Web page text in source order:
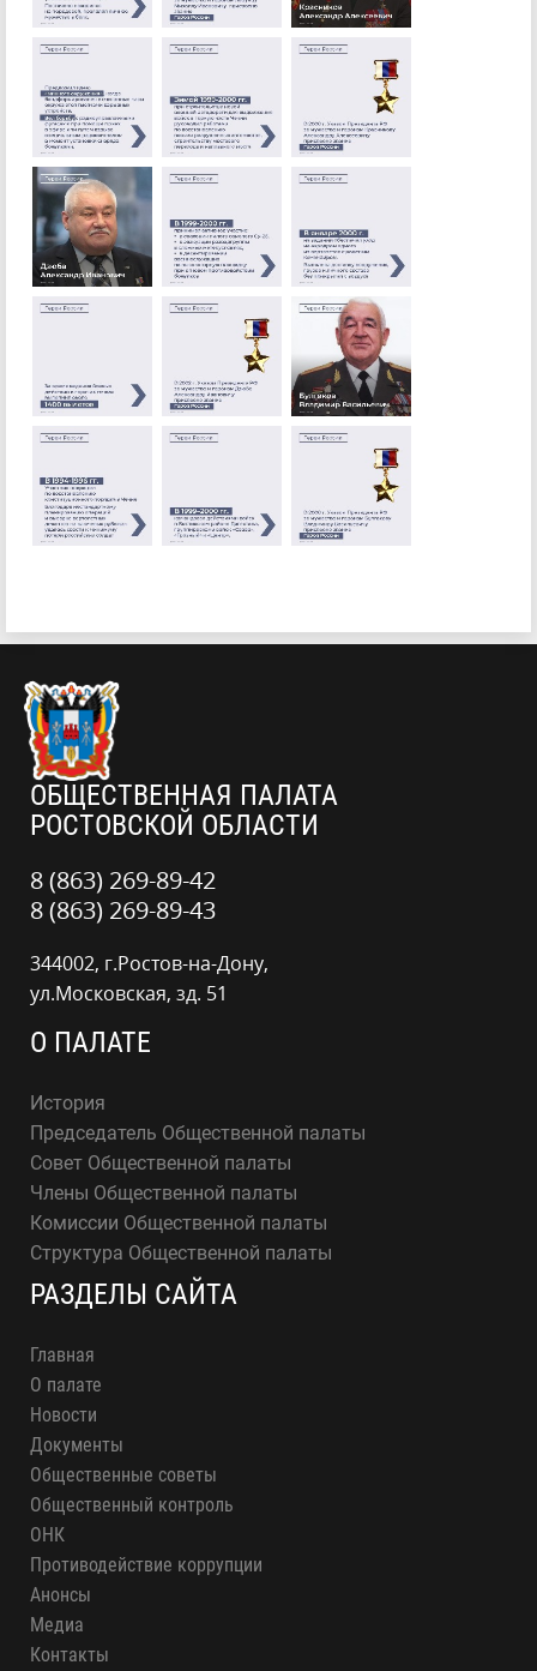
ОБЩЕСТВЕННАЯ ПАЛАТА
РОСТОВСКОЙ ОБЛАСТИ
8 (863) 269-89-42
8 (863) 269-89-43
344002, г.Ростов-на-Дону,
ул.Московская, зд. 51
О ПАЛАТЕ
История
Председатель Общественной палаты
Совет Общественной палаты
Члены Общественной палаты
Комиссии Общественной палаты
Структура Общественной палаты
РАЗДЕЛЫ САЙТА
Главная
О палате
Новости
Документы
Общественные советы
Общественный контроль
ОНК
Противодействие коррупции
Анонсы
Медиа
Контакты